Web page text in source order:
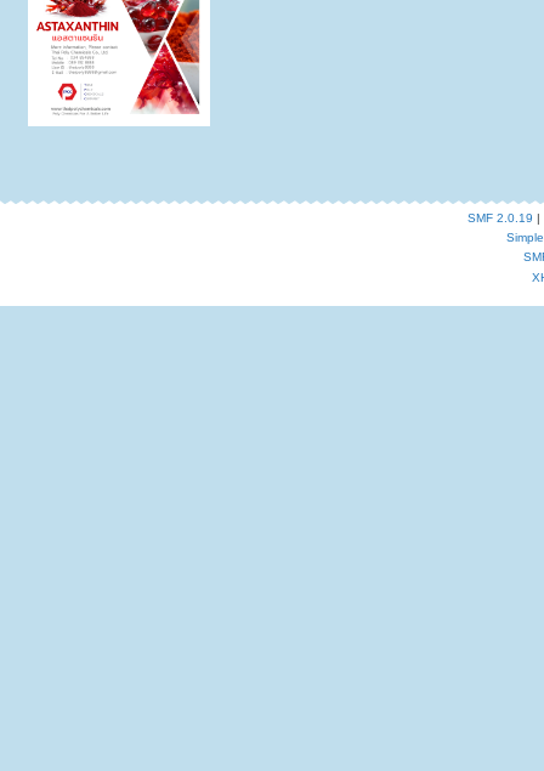
SMF 2.0.19 |